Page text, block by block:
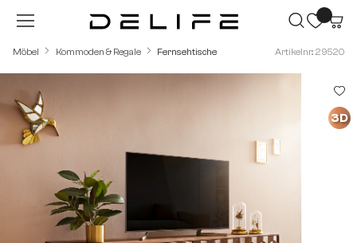
Zum Hauptinhalt springen
Möbel Kommoden & Regale Fernsehtische Artikelnr.: 29520
3D